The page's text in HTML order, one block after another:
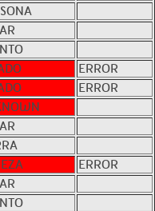
ERROR
ERROR
ERROR